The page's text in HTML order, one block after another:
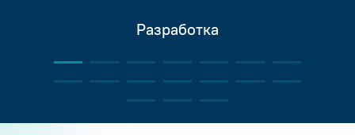
Разработка